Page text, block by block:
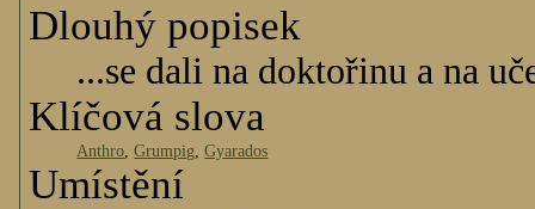
Dlouhý popisek
...se dali na doktořinu a na
Klíčová slova
Anthro,Grumpig,Gyarados
Umístění